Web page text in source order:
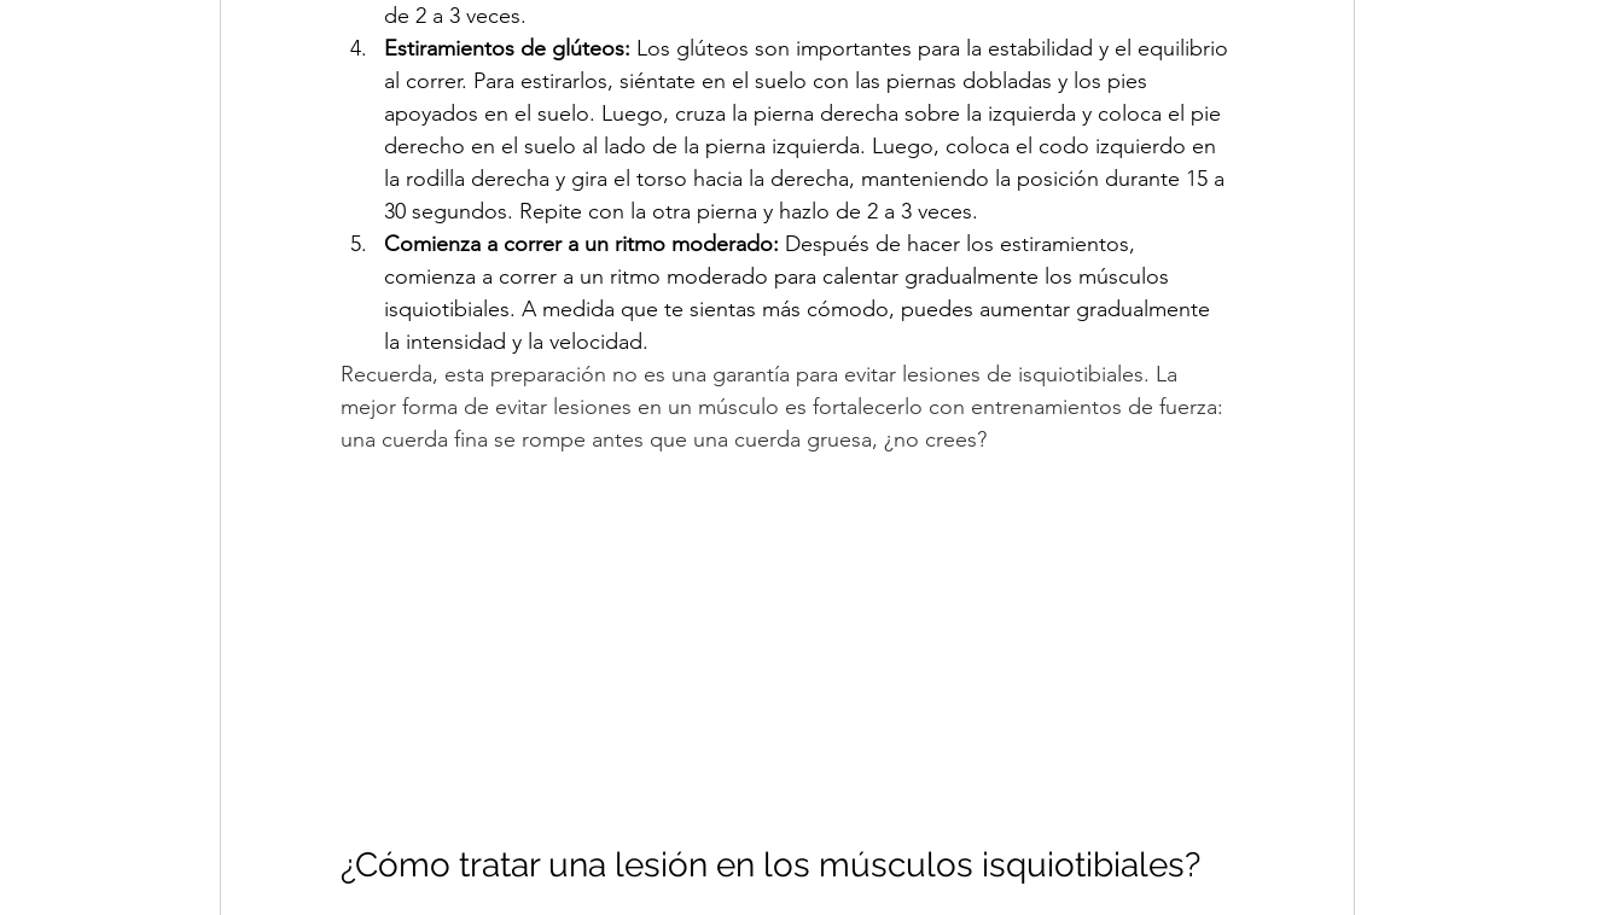
de 2 a 3 veces.
Estiramientos de glúteos: Los glúteos son importantes para la estabilidad y el equilibrio
al correr. Para estirarlos, siéntate en el suelo con las piernas dobladas y los pies
apoyados en el suelo. Luego, cruza la pierna derecha sobre la izquierda y coloca el pie
derecho en el suelo al lado de la pierna izquierda. Luego, coloca el codo izquierdo en
la rodilla derecha y gira el torso hacia la derecha, manteniendo la posición durante 15 a
30 segundos. Repite con la otra pierna y hazlo de 2 a 3 veces.
Comienza a correr a un ritmo moderado: Después de hacer los estiramientos,
comienza a correr a un ritmo moderado para calentar gradualmente los músculos
isquiotibiales. A medida que te sientas más cómodo, puedes aumentar gradualmente
la intensidad y la velocidad.
Recuerda, esta preparación no es una garantía para evitar lesiones de isquiotibiales. La
mejor forma de evitar lesiones en un músculo es fortalecerlo con entrenamientos de fuerza:
una cuerda fina se rompe antes que una cuerda gruesa, ¿no crees?
¿Cómo tratar una lesión en los músculos isquiotibiales?